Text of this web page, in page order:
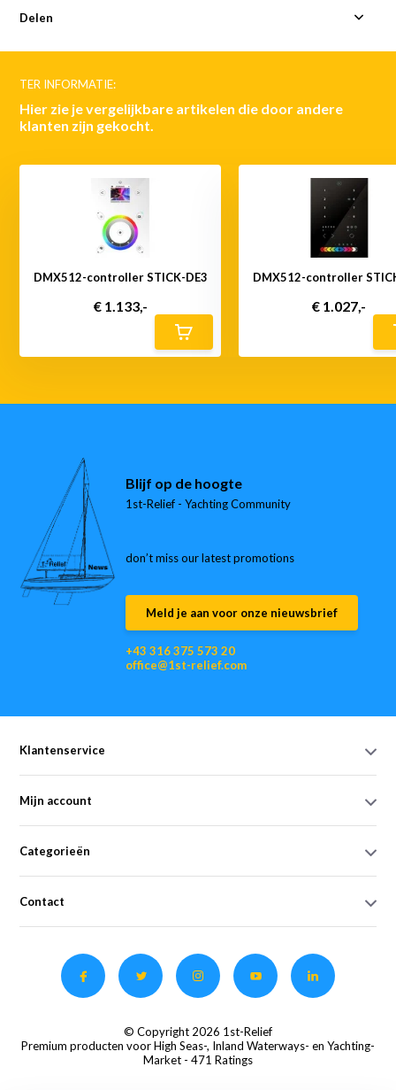
Delen
TER INFORMATIE:
Hier zie je vergelijkbare artikelen die door andere
klanten zijn gekocht.
DMX512-controller STICK-DE3
€ 1.133,-
DMX512-controller
€ 1.027,-
Blijf op de hoogte
1st-Relief - Yachting Community
don’t miss our latest promotions
Meld je aan voor onze nieuwsbrief
+43 316 375 573 20
office@1st-relief.com
Klantenservice
Mijn account
Categorieën
Contact
© Copyright 2026 1st-Relief
Premium producten voor High Seas-, Inland Waterways- en Yachting-
Market - 471 Ratings